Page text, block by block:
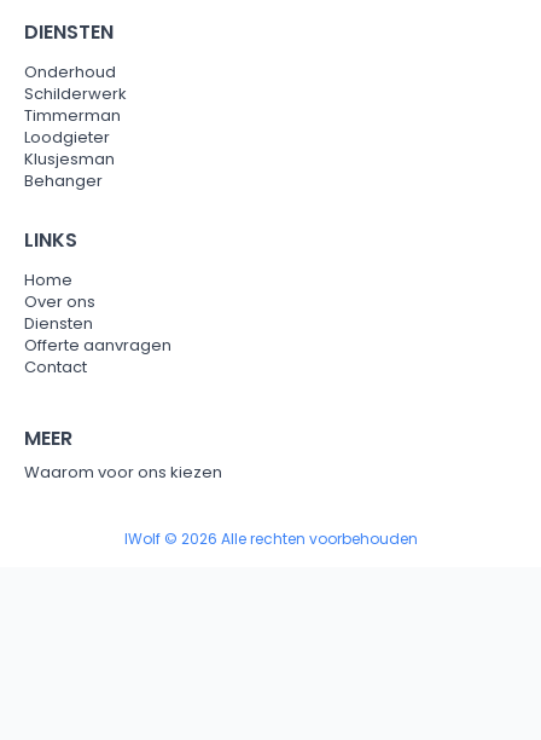
DIENSTEN
Onderhoud
Schilderwerk
Timmerman
Loodgieter
Klusjesman
Behanger
LINKS
Home
Over ons
Diensten
Offerte aanvragen
Contact
MEER
Waarom voor ons kiezen
IWolf © 2026 Alle rechten voorbehouden